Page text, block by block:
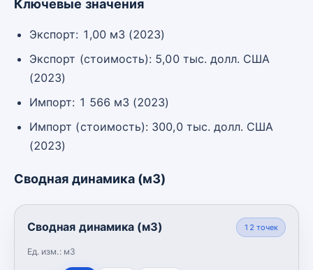
Ключевые значения
Экспорт: 1,00 м3 (2023)
Экспорт (стоимость): 5,00 тыс. долл. США
(2023)
Импорт: 1 566 м3 (2023)
Импорт (стоимость): 300,0 тыс. долл. США
(2023)
Сводная динамика (м3)
Сводная динамика (м3)
Ед. изм.: м3
12 точек